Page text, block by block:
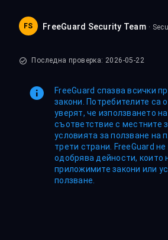
FS FreeGuard Security Team ·
Последна проверка: 2026-05-22
FreeGuard спазва всички
закони. Потребителите са
уверят, че използването на
съответствие с местните
условията за ползване на
трети страни. FreeGuard
одобрява дейности, които
приложимите закони или
ползване.